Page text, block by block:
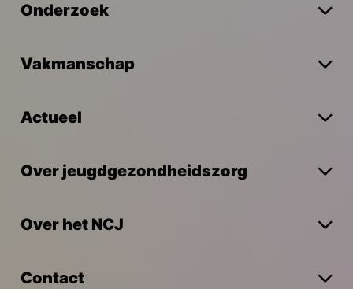
Onderzoek
Vakmanschap
Actueel
Over jeugdgezondheidszorg
Over het NCJ
Contact